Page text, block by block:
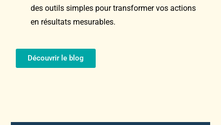
des outils simples pour transformer vos actions
en résultats mesurables.
Découvrir le blog